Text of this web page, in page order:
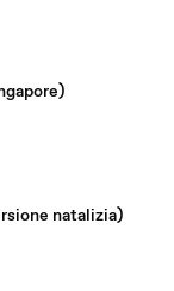
natalizia)